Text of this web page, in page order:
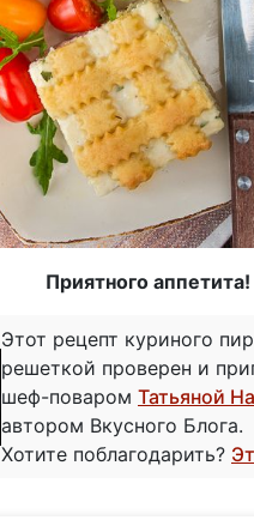
Приятного аппетита!
Этот рецепт куриного
решеткой проверен и
шеф-поваром Татьяной
автором Вкусного Блога.
Хотите поблагодарить?